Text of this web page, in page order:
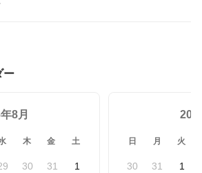
ー
8月
木 金 土
30 31 1
日 月 火
30 31 1